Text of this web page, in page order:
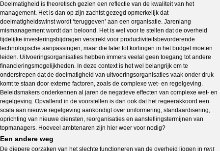
Doelmatigheid is theoretisch gezien een reflectie van de kwaliteit van het
management. Het is dan op zijn zachtst gezegd opmerkelijk dat
doelmatigheidswinst wordt ‘teruggeven’ aan een organisatie. Jarenlang
mismanagement wordt dan beloond. Het is wel voor te stellen dat de overheid
tijdelijke investeringsbijdragen verstrekt voor productiviteitsbevorderende
technologische aanpassingen, maar die later tot kortingen in het budget moeten
leiden. Uitvoeringsorganisaties hebben immers veelal geen toegang tot andere
financieringsmogelijkheden. In deze context is het wel belangrijk om te
onderstrepen dat de doelmatigheid van uitvoeringsorganisaties vaak onder druk
komt te staan door externe factoren, zoals de complexe wet- en regelgeving.
Beleidsmakers onderkennen al jaren de negatieve effecten van complexe wet- en
regelgeving. Opvallend in de voorstellen is dan ook dat het regeerakkoord een
scala aan nieuwe regelgeving aankondigt over uniformering, standaardisering,
oprichting van nieuwe diensten, reorganisaties en aanstellingstermijnen van
topmanagers. Hoeveel ambtenaren zijn hier weer voor nodig?
Een andere weg
De diepere oorzaken van het slechte functioneren van de overheid liggen in rent